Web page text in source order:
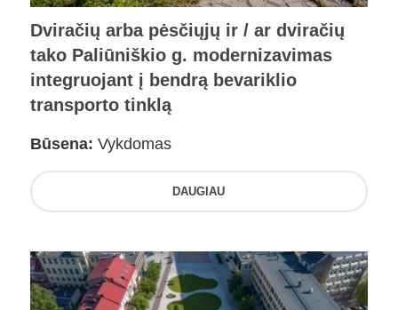
Dviračių arba pėsčiųjų ir / ar dviračių
tako Paliūniškio g. modernizavimas
integruojant į bendrą bevariklio
transporto tinklą
Būsena: Vykdomas
DAUGIAU